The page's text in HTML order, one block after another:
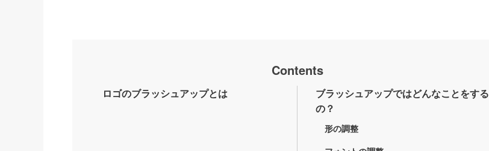
Contents
ロゴのブラッシュアップとは
ブラッシュアップではどんなことをする
の？
形の調整